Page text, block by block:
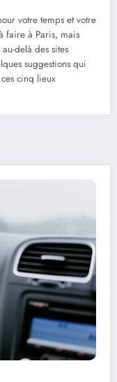
votre temps et votre
faire à Paris, mais
delà des sites
suggestions qui
cinq lieux